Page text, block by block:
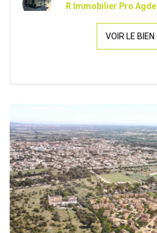
R Immobilier Pro Agde
VOIR LE BIEN